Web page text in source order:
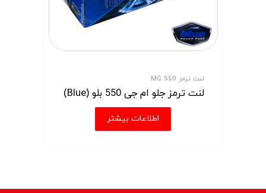
لنت ترمز MG 550
لنت ترمز جلو ام جی 550 بلو (Blue)
اطلاعات بیشتر